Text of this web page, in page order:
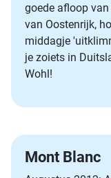
goede afloop
van Oostenrijk,
middagje
je zoiets in
Wohl!
Mont Blanc